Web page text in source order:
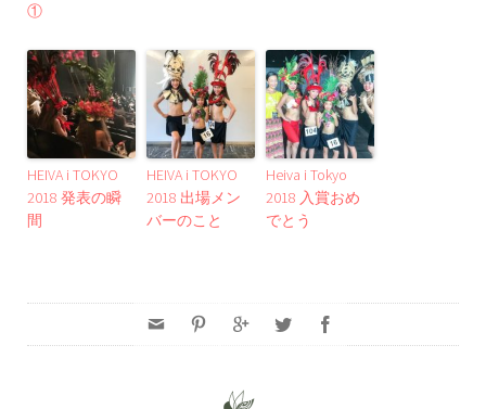
①
HEIVA i TOKYO
2018 発表の瞬
間
HEIVA i TOKYO
2018 出場メン
バーのこと
Heiva i Tokyo
2018 入賞おめ
でとう